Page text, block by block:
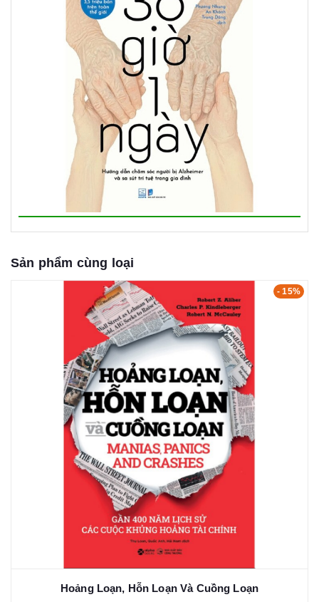
Sản phẩm cùng loại
- 15%
Hoảng Loạn, Hỗn Loạn Và Cuồng Loạn